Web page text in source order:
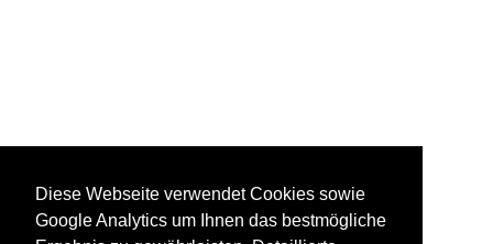
Diese Webseite verwendet Cookies sowie
Google Analytics um Ihnen das bestmögliche